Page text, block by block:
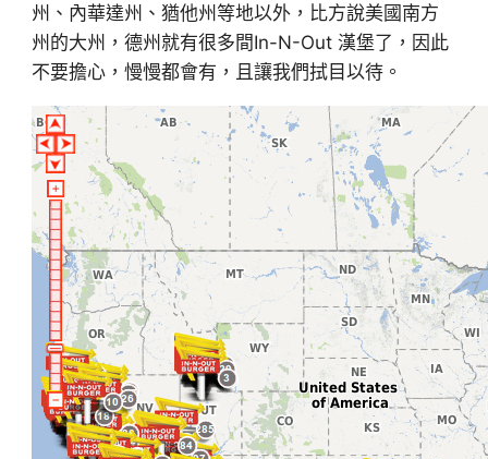
州、內華達州、猶他州等地以外，比方說美國南方
州的大州，德州就有很多間In-N-Out 漢堡了，因此
不要擔心，慢慢都會有，且讓我們拭目以待。